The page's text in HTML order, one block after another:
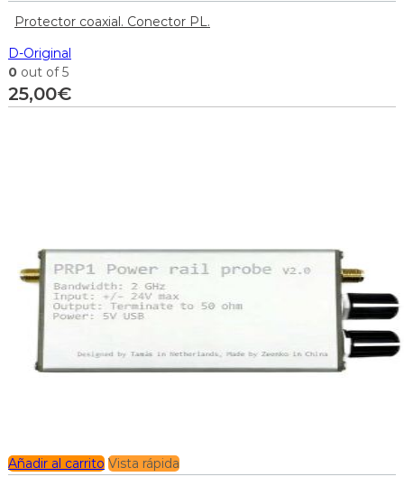
Protector coaxial. Conector PL.
D-Original
0 out of 5
25,00€
Añadir al carrito Vista rápida